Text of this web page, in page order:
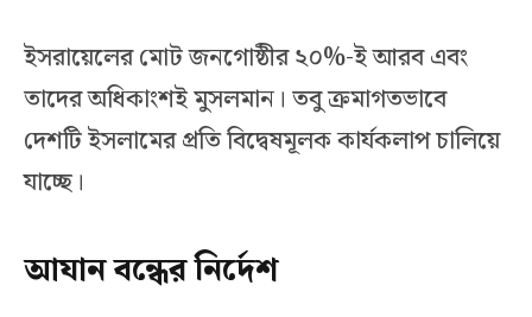
ইসরায়েলের মোট জনগোষ্ঠীর ২০%-ই আরব এবং
তাদের অধিকাংশই মুসলমান। তবু ক্রমাগতভাবে
দেশটি ইসলামের প্রতি বিদ্বেষমূলক কার্যকলাপ চালিয়ে
যাচ্ছে।
আযান বন্ধের নির্দেশ